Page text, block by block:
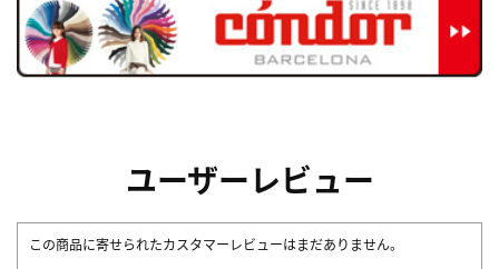
ユーザーレビュー
この商品に寄せられたカスタマーレビューはまだありません。